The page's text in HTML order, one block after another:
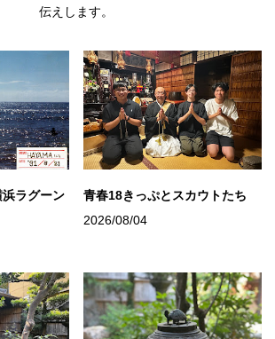
伝えします。
ラグーン
青春18きっぷとスカウトたち
2026/08/04